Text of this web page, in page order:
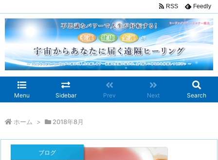
Menu Sidebar Prev Next Search
RSS Feedly
ホーム > 2018年8月
ブログ